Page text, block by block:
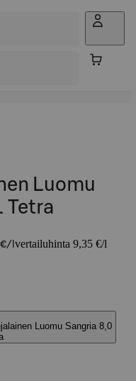
Luomu
Tetra
l vertailuhinta 9,35 €/l
Luomu Sangria 8,0